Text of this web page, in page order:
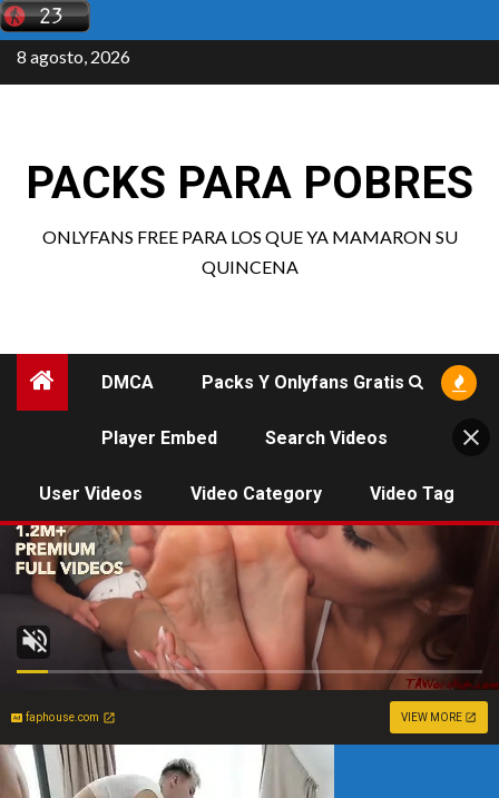
Saltar
al
contenido
8 agosto, 2026
PACKS PARA POBRES
ONLYFANS FREE PARA LOS QUE YA MAMARON SU
QUINCENA
DMCA Packs Y Onlyfans Gratis
Player Embed Search Videos
User Videos Video Category Video Tag
faphouse.com VIEW MORE